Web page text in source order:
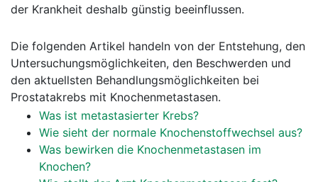
der Krankheit deshalb günstig beeinflussen.
Die folgenden Artikel handeln von der Entstehung, den
Untersuchungsmöglichkeiten, den Beschwerden und
den aktuellsten Behandlungsmöglichkeiten bei
Prostatakrebs mit Knochenmetastasen.
Was ist metastasierter Krebs?
Wie sieht der normale Knochenstoffwechsel aus?
Was bewirken die Knochenmetastasen im
Knochen?